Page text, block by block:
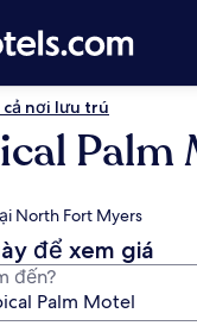
nơi lưu trú
Palm
North Fort Myers
để xem giá
đến?